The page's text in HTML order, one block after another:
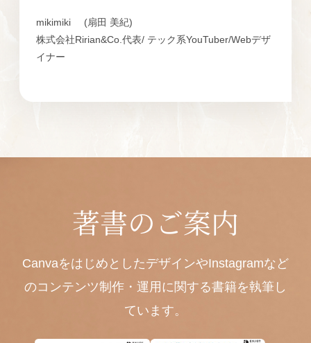
mikimiki
(扇田 美紀)
株式会社Ririan&Co.代表/ テック系YouTuber/Webデザ
イナー
著書のご案内
CanvaをはじめとしたデザインやInstagramなど
のコンテンツ制作・運用に関する書籍を執筆し
ています。